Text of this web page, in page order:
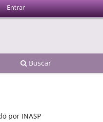
Buscar
Entrar
por INASP